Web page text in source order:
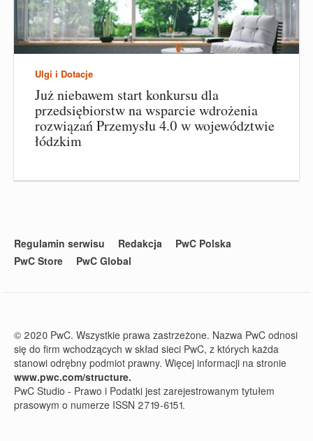
Ulgi i Dotacje
Już niebawem start konkursu dla
przedsiębiorstw na wsparcie wdrożenia
rozwiązań Przemysłu 4.0 w województwie
łódzkim
Regulamin serwisu Redakcja
PwC Polska
PwC Store
PwC Global
© 2020 PwC. Wszystkie prawa zastrzeżone. Nazwa PwC odnosi
się do firm wchodzących w skład sieci PwC, z których każda
stanowi odrębny podmiot prawny. Więcej informacji na stronie
www.pwc.com/structure.
PwC Studio - Prawo i Podatki jest zarejestrowanym tytułem
prasowym o numerze ISSN 2719-6151.